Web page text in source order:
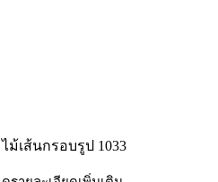
ไม้เส้นกรอบรูป 1033